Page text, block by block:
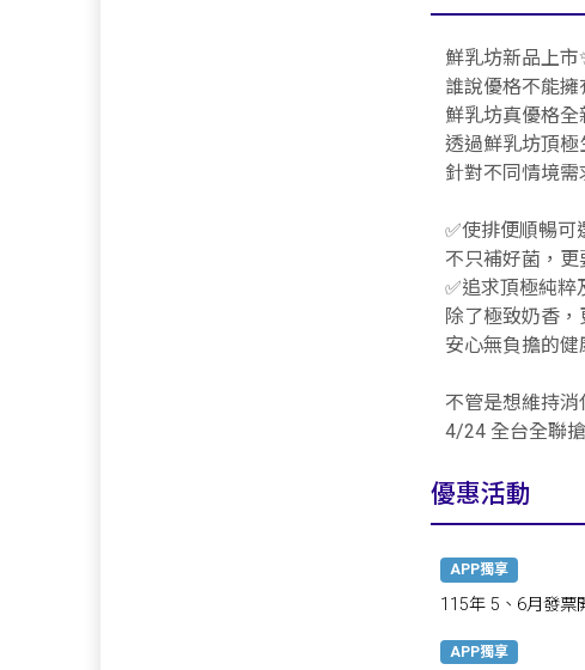
鮮乳坊新品上市
誰說優格不能
鮮乳坊真優格全
透過鮮乳坊頂
針對不同情境
✅使排便順暢可
不只補好菌，
✅追求頂極純粹
除了極致奶香
安心無負擔的健
不管是想維持
4/24 全台全聯
優惠活動
APP獨享
115年 5、6月發票
APP獨享